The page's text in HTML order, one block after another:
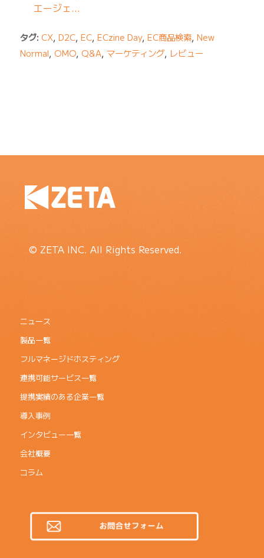
エージェ…
タグ: CX, D2C, EC, ECzine Day, EC商品検索, New
Normal, OMO, Q&A, マーケティング, レビュー
© ZETA INC. All Rights Reserved.
ニュース
製品一覧
フルマネージドホスティング
連携可能サービス一覧
提携実績のある企業一覧
導入事例
インタビュー一覧
会社概要
コラム